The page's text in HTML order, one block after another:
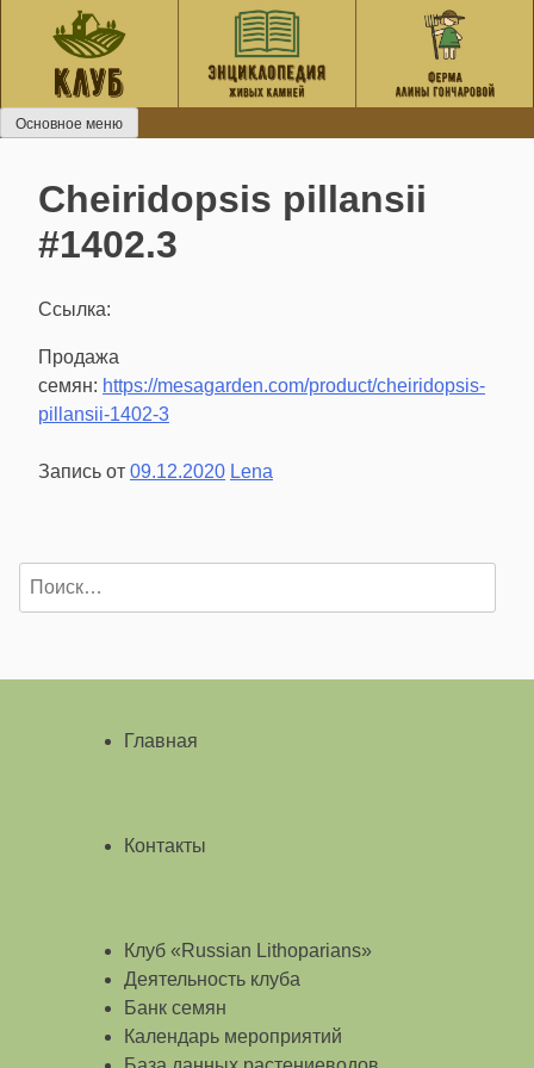
содержанию
Основное меню
Cheiridopsis pillansii
#1402.3
Ссылка:
Продажа
семян: https://mesagarden.com/product/cheiridopsis-
pillansii-1402-3
Запись от 09.12.2020 Lena
Найти:
Главная
Контакты
Клуб «Russian Lithoparians»
Деятельность клуба
Банк семян
Календарь мероприятий